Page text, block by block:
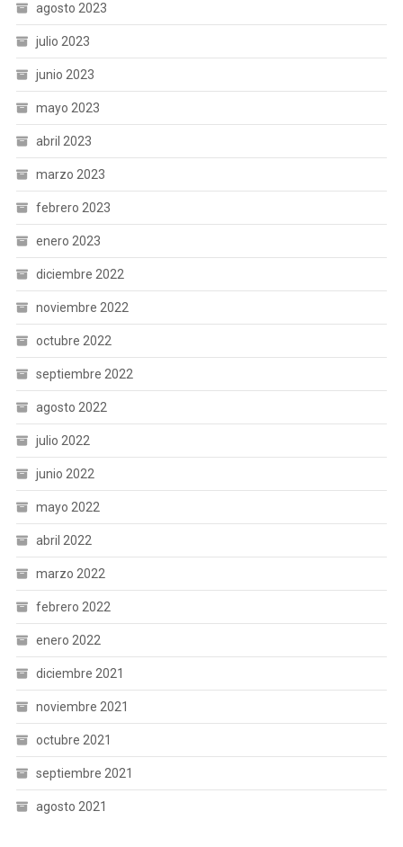
agosto 2023
julio 2023
junio 2023
mayo 2023
abril 2023
marzo 2023
febrero 2023
enero 2023
diciembre 2022
noviembre 2022
octubre 2022
septiembre 2022
agosto 2022
julio 2022
junio 2022
mayo 2022
abril 2022
marzo 2022
febrero 2022
enero 2022
diciembre 2021
noviembre 2021
octubre 2021
septiembre 2021
agosto 2021